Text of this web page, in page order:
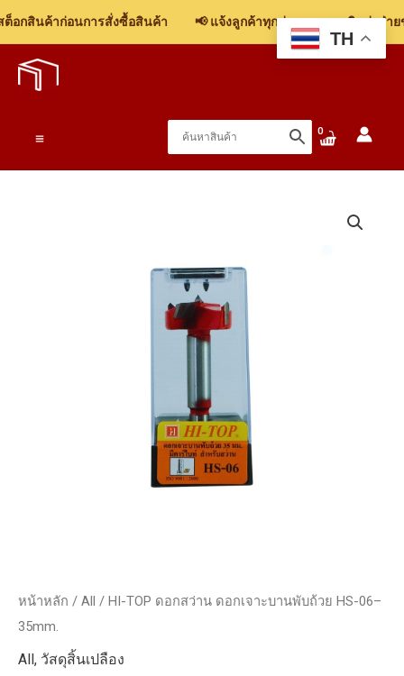
อกสินค้าก่อนการสั่งซื้อสินค้า 📢 แจ้งลูกค้าทุกท่าน: รบกวนติดต่อฝ่า
หน้าหลัก / All / HI-TOP ดอกสว่าน ดอกเจาะบานพับถ้วย HS-06–
35mm.
All, วัสดุสิ้นเปลือง
TH
สว่าน
ดอก
บานพับ